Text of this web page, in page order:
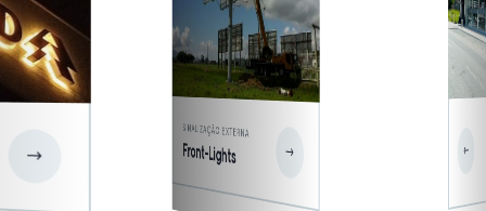
FACHADAS,SINALIZAÇÃO
EXTERNA
Fachadas ACM